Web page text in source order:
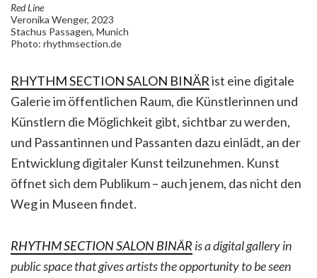
Red Line
Veronika Wenger, 2023
Stachus Passagen, Munich
Photo: rhythmsection.de
RHYTHM SECTION SALON BINÄRist eine digitale
Galerie im öffentlichen Raum, die Künstlerinnen und
Künstlern die Möglichkeit gibt, sichtbar zu werden,
und Passantinnen und Passanten dazu einlädt, an der
Entwicklung digitaler Kunst teilzunehmen. Kunst
öffnet sich dem Publikum – auch jenem, das nicht den
Weg in Museen findet.
RHYTHM SECTION SALON BINÄR is a digital gallery in
public space that gives artists the opportunity to be seen